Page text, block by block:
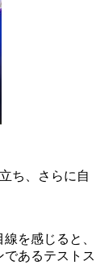
ち、さらに自
を感じると、
あるテストス